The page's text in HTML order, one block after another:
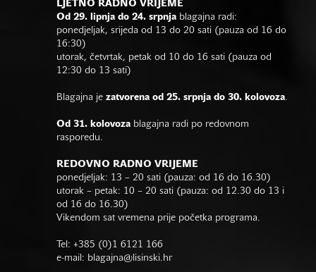
LJETNO RADNO VRIJEME
Od 29. lipnja do 24. srpnja blagajna radi:
ponedjeljak, srijeda od 13 do 20 sati (pauza od 16 do
16:30)
utorak, četvrtak, petak od 10 do 16 sati (pauza od
12:30 do 13 sati)
Blagajna je zatvorena od 25. srpnja do 30. kolovoza.
Od 31. kolovoza blagajna radi po redovnom
rasporedu.
REDOVNO RADNO VRIJEME
ponedjeljak: 13 – 20 sati (pauza: od 16 do 16.30)
utorak – petak: 10 – 20 sati (pauza: od 12.30 do 13 i
od 16 do 16.30)
Vikendom sat vremena prije početka programa.
Tel: +385 (0)1 6121 166
e-mail: blagajna@lisinski.hr